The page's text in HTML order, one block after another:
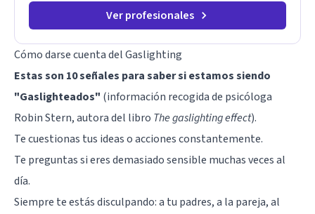
Ver profesionales
Cómo darse cuenta del Gaslighting
Estas son 10 señales para saber si estamos siendo
"Gaslighteados" (información recogida de psicóloga
Robin Stern, autora del libro The gaslighting effect).
Te cuestionas tus ideas o acciones constantemente.
Te preguntas si eres demasiado sensible muchas veces al
día.
Siempre te estás disculpando: a tu padres, a la pareja, al